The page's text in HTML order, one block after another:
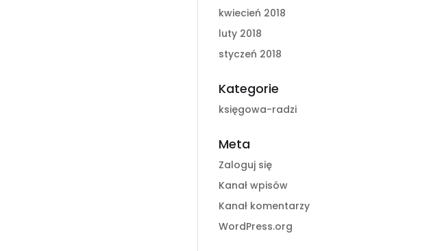
kwiecień 2018
luty 2018
styczeń 2018
Kategorie
księgowa-radzi
Meta
Zaloguj się
Kanał wpisów
Kanał komentarzy
WordPress.org